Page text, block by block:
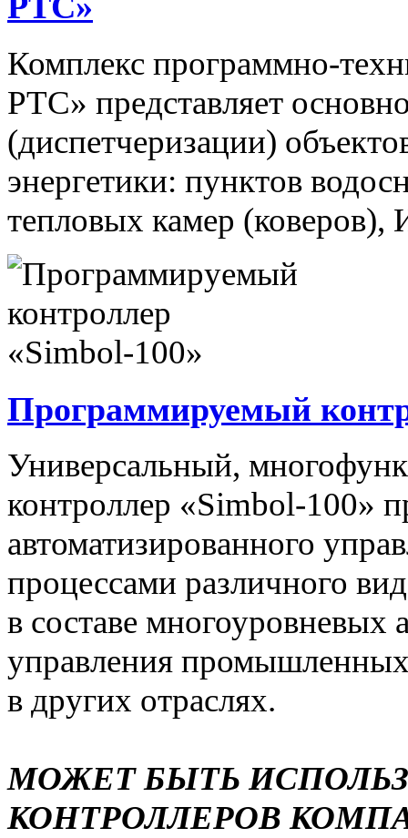
Комплекс программно-
РТС» представляет
(диспетчеризации)
энергетики: пунктов
тепловых камер
Программируемый
Универсальный,
контроллер «Simbol-100»
автоматизированного
процессами различного
в составе многоуровневых
управления
в других отраслях.
МОЖЕТ БЫТЬ
КОНТРОЛЛЕРОВ